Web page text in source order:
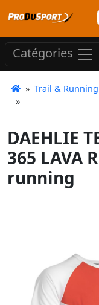
Catégories
» Trail & Running
»
DAEHLIE
365 LAVA
running